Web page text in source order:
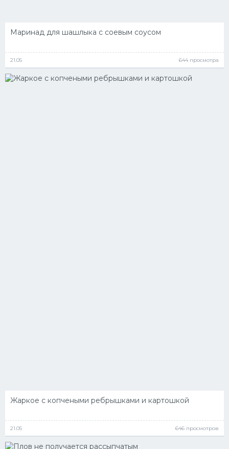
Маринад для шашлыка с соевым соусом
21.05 644 просмотра
Жаркое с копчеными ребрышками и картошкой
21.05 646 просмотров